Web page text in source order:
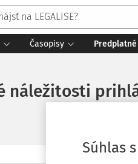
Časopisy Predplatné
náležitosti
Súhlas